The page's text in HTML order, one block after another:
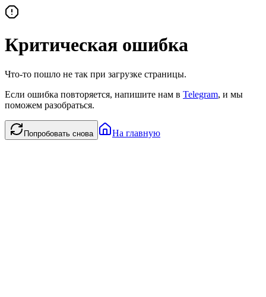
Критическая ошибка
Что-то пошло не так при загрузке страницы.
Если ошибка повторяется, напишите нам в Telegram, и мы
поможем разобраться.
Попробовать снова На главную